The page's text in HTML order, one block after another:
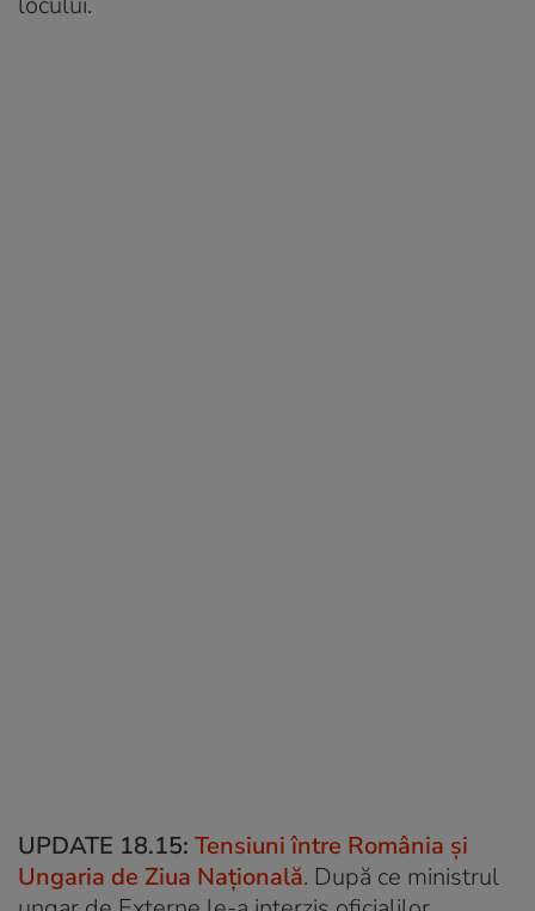
UPDATE 18.15: Tensiuni între România și
Ungaria de Ziua Națională. După ce ministrul